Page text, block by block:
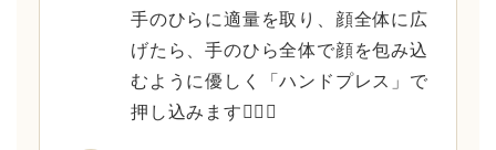
手のひらに適量を取り、顔全体に広
げたら、手のひら全体で顔を包み込
むように優しく「ハンドプレス」で
押し込みます💆‍♂️✨